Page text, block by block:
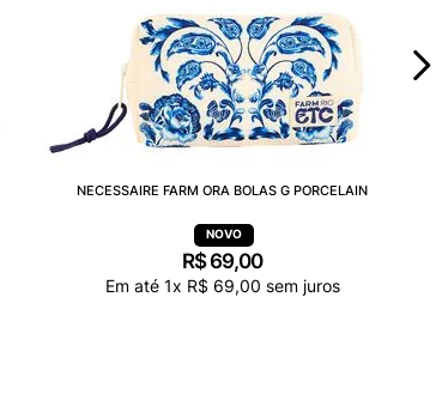
NECESSAIRE FARM ORA BOLAS G PORCELAIN
R$69,00
Em até 1x R$ 69,00 sem juros